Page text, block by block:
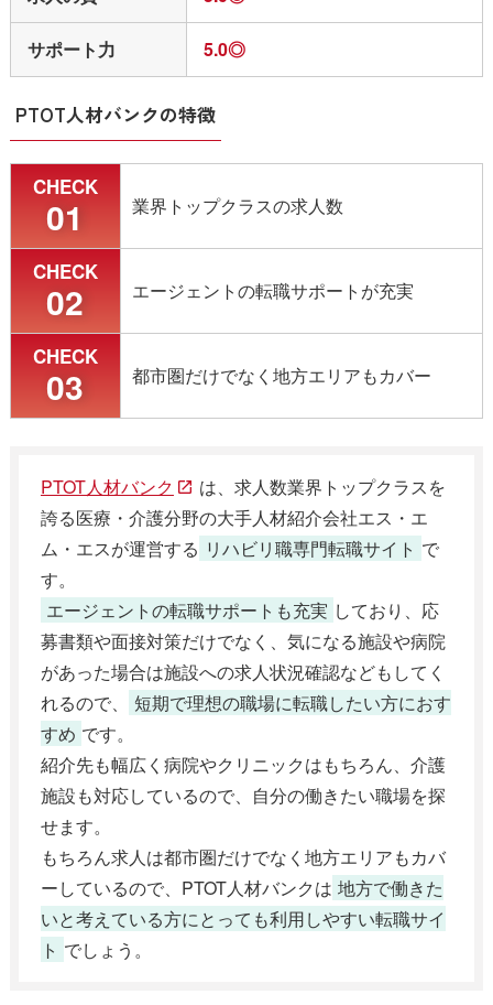
サポート力 5.0◎
PTOT人材バンクの特徴
CHECK
01 業界トップクラスの求人数
CHECK
02 エージェントの転職サポートが充実
CHECK
03 都市圏だけでなく地方エリアもカバー
PTOT人材バンク
は、求人数業界トップクラスを
誇る医療・介護分野の大手人材紹介会社エス・エ
ム・エスが運営する リハビリ職専門転職サイト で
す。
エージェントの転職サポートも充実 しており、応
募書類や面接対策だけでなく、気になる施設や病院
があった場合は施設への求人状況確認などもしてく
れるので、
短期で理想の職場に転職したい方におす
すめ です。
紹介先も幅広く病院やクリニックはもちろん、介護
施設も対応しているので、自分の働きたい職場を探
せます。
もちろん求人は都市圏だけでなく地方エリアもカバ
ーしているので、PTOT人材バンクは 地方で働きた
いと考えている方にとっても利用しやすい転職サイ
ト でしょう。